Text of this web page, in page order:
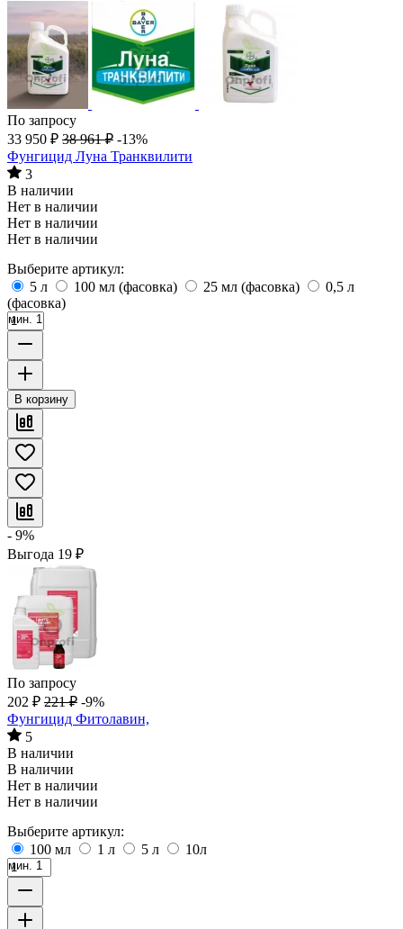
По запросу
33 950 ₽ 38 961 ₽ -13%
Фунгицид Луна Транквилити
3
В наличии
Нет в наличии
Нет в наличии
Нет в наличии
Выберите артикул:
5 л
100 мл (фасовка) 25 мл (фасовка)
0,5 л
(фасовка)
мин. 1
В корзину
- 9%
Выгода 19 ₽
По запросу
202 ₽ 221 ₽ -9%
Фунгицид Фитолавин,
5
В наличии
В наличии
Нет в наличии
Нет в наличии
Выберите артикул:
100 мл
1 л 5 л 10л
мин. 1